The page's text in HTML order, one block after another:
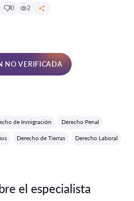
0 2
NO VERIFICADA
de Inmigración Derecho Penal
Derecho de Tierras Derecho Laboral
el especialista